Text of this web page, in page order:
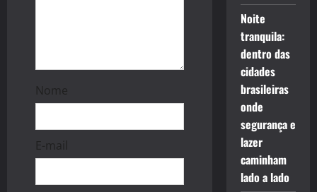
Nome
E-mail
Noite
tranquila:
dentro das
cidades
brasileiras
onde
segurança e
lazer
caminham
lado a lado